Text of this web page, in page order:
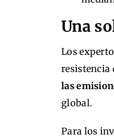
Una
Los
resistencia
las
global.
Para los